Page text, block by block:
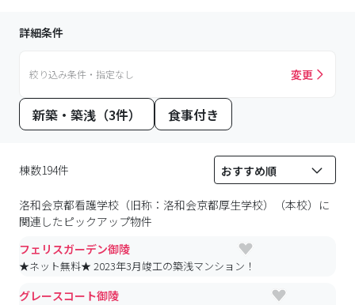
詳細条件
絞り込み条件・指定なし 変更
新築・築浅（3件） 食事付き
棟数194件
洛和会京都看護学校（旧称：洛和会京都厚生学校）（本校） に
関連したピックアップ物件
フェリスガーデン御陵
★ネット無料★ 2023年3月竣工の築浅マンション！
グレースコート御陵